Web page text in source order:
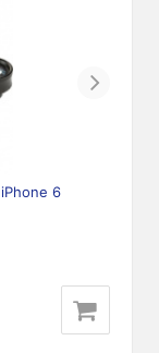
Next
6